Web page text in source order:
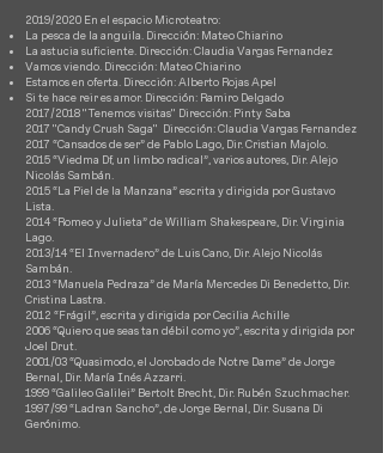
2019/2020 En el espacio Microteatro:
La pesca de la anguila. Dirección: Mateo Chiarino
La astucia suficiente. Dirección: Claudia Vargas Fernandez
Vamos viendo. Dirección: Mateo Chiarino
Estamos en oferta. Dirección: Alberto Rojas Apel
Si te hace reir es amor. Dirección: Ramiro Delgado
2017/2018 "Tenemos visitas" Dirección: Pinty Saba
2017 "Candy Crush Saga" Dirección: Claudia Vargas Fernandez
2017 “Cansados de ser” de Pablo Lago, Dir. Cristian Majolo.
2015 “Viedma Df, un limbo radical”, varios autores, Dir. Alejo
Nicolás Sambán.
2015 “La Piel de la Manzana” escrita y dirigida por Gustavo
Lista.
2014 “Romeo y Julieta” de William Shakespeare, Dir. Virginia
Lago.
2013/14 “El Invernadero” de Luis Cano, Dir. Alejo Nicolás
Sambán.
2013 “Manuela Pedraza” de María Mercedes Di Benedetto, Dir.
Cristina Lastra.
2012 “Frágil”, escrita y dirigida por Cecilia Achille
2006 “Quiero que seas tan débil como yo”, escrita y dirigida por
Joel Drut.
2001/03 “Quasimodo, el Jorobado de Notre Dame” de Jorge
Bernal, Dir. María Inés Azzarri.
1999 “Galileo Galilei” Bertolt Brecht, Dir. Rubén Szuchmacher.
1997/99 “Ladran Sancho”, de Jorge Bernal, Dir. Susana Di
Gerónimo.